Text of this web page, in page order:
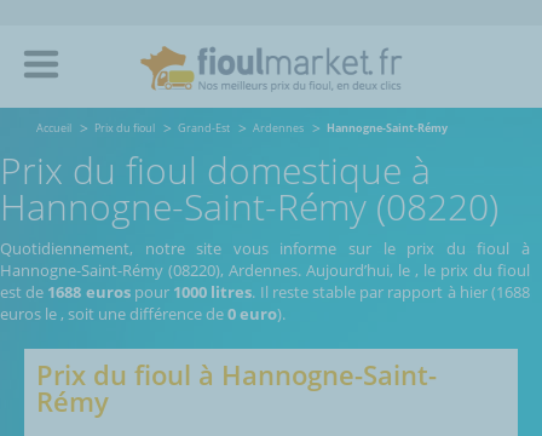
Accueil Prix du fioul Grand-Est Ardennes Hannogne-Saint-Rémy
Prix du fioul domestique à
Hannogne-Saint-Rémy (08220)
Quotidiennement, notre site vous informe sur le prix du fioul à
Hannogne-Saint-Rémy (08220), Ardennes. Aujourd’hui, le , le prix du fioul
est de 1688 eurospour 1000 litres. Il reste stable par rapport à hier (1688
euros le , soit une différence de0 euro).
Prix du fioul à Hannogne-Saint-
Rémy